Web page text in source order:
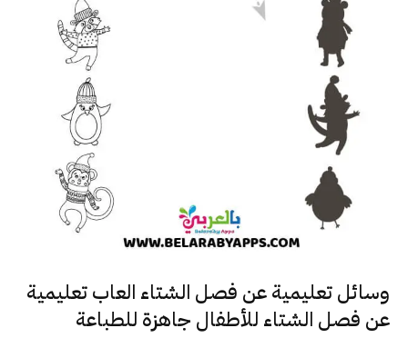
وسائل تعليمية عن فصل الشتاء العاب تعليمية
عن فصل الشتاء للأطفال جاهزة للطباعة